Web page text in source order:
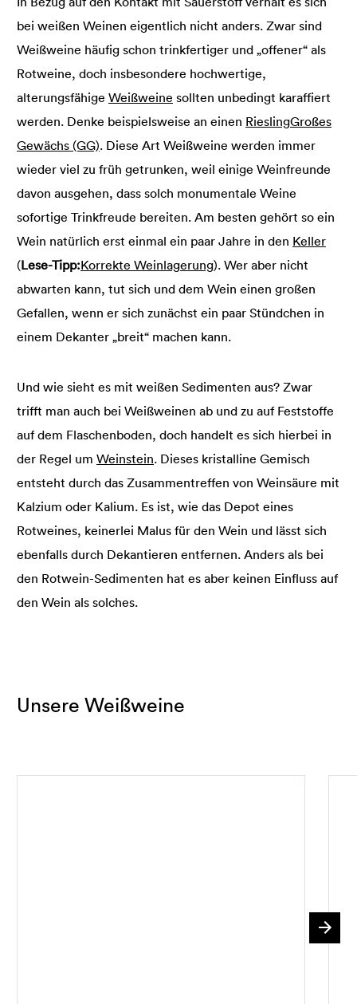
bei weißen Weinen eigentlich nicht anders. Zwar sind
Weißweine häufig schon trinkfertiger und „offener“ als
Rotweine, doch insbesondere hochwertige,
alterungsfähige Weißweine sollten unbedingt karaffiert
werden. Denke beispielsweise an einen RieslingGroßes
Gewächs (GG). Diese Art Weißweine werden immer
wieder viel zu früh getrunken, weil einige Weinfreunde
davon ausgehen, dass solch monumentale Weine
sofortige Trinkfreude bereiten. Am besten gehört so ein
Wein natürlich erst einmal ein paar Jahre in den Keller
(Lese-Tipp:Korrekte Weinlagerung). Wer aber nicht
abwarten kann, tut sich und dem Wein einen großen
Gefallen, wenn er sich zunächst ein paar Stündchen in
einem Dekanter „breit“ machen kann.
Und wie sieht es mit weißen Sedimenten aus? Zwar
trifft man auch bei Weißweinen ab und zu auf Feststoffe
auf dem Flaschenboden, doch handelt es sich hierbei in
der Regel um Weinstein. Dieses kristalline Gemisch
entsteht durch das Zusammentreffen von Weinsäure mit
Kalzium oder Kalium. Es ist, wie das Depot eines
Rotweines, keinerlei Malus für den Wein und lässt sich
ebenfalls durch Dekantieren entfernen. Anders als bei
den Rotwein-Sedimenten hat es aber keinen Einfluss auf
den Wein als solches.
Unsere Weißweine